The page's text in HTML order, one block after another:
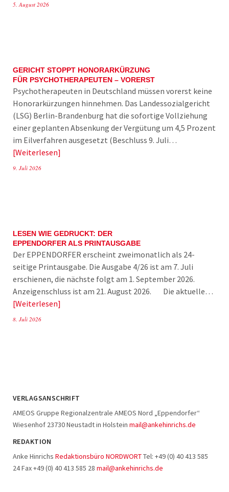
5. August 2026
GERICHT STOPPT HONORARKÜRZUNG
FÜR PSYCHOTHERAPEUTEN – VORERST
Psychotherapeuten in Deutschland müssen vorerst keine
Honorarkürzungen hinnehmen. Das Landessozialgericht
(LSG) Berlin-Brandenburg hat die sofortige Vollziehung
einer geplanten Absenkung der Vergütung um 4,5 Prozent
im Eilverfahren ausgesetzt (Beschluss 9. Juli…
Weiterlesen
9. Juli 2026
LESEN WIE GEDRUCKT: DER
EPPENDORFER ALS PRINTAUSGABE
Der EPPENDORFER erscheint zweimonatlich als 24-
seitige Printausgabe. Die Ausgabe 4/26 ist am 7. Juli
erschienen, die nächste folgt am 1. September 2026.
Anzeigenschluss ist am 21. August 2026. Die aktuelle…
Weiterlesen
8. Juli 2026
VERLAGSANSCHRIFT
AMEOS Gruppe Regionalzentrale AMEOS Nord „Eppendorfer“
Wiesenhof 23730 Neustadt in Holstein mail@ankehinrichs.de
REDAKTION
Anke Hinrichs Redaktionsbüro NORDWORTTel: +49 (0) 40 413 585
24 Fax +49 (0) 40 413 585 28 mail@ankehinrichs.de